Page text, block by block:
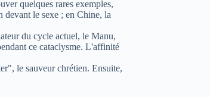
quelques rares exemples,
devant le sexe ; en Chine, la
du cycle actuel, le Manu,
ce cataclysme. L'affinité
le sauveur chrétien. Ensuite,